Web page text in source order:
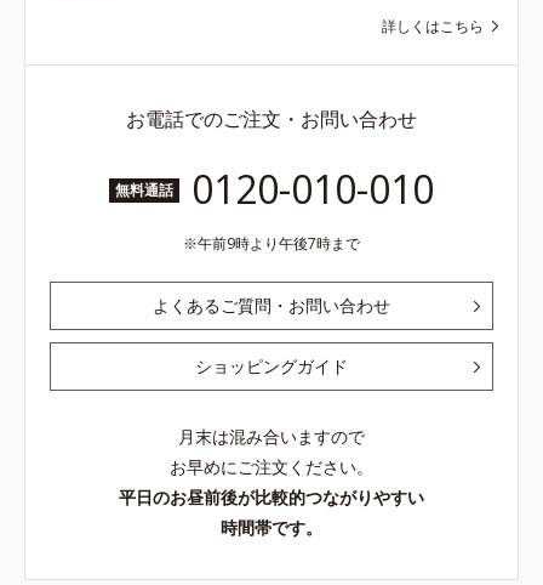
詳しくはこちら
お電話でのご注文・お問い合わせ
無料通話 0120-010-010
午前9時より午後7時まで
よくあるご質問・お問い合わせ
ショッピングガイド
月末は混み合いますので
お早めにご注文ください。
平日のお昼前後が比較的つながりやすい
時間帯です。